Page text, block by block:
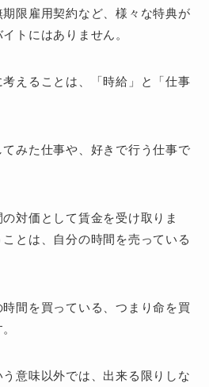
限雇用契約など、様々な特典が
トにはありません。
えることは、「時給」と「仕事
みた仕事や、好きで行う仕事で
対価として賃金を受け取りま
とは、自分の時間を売っている
間を買っている、つまり命を買
意味以外では、出来る限りしな